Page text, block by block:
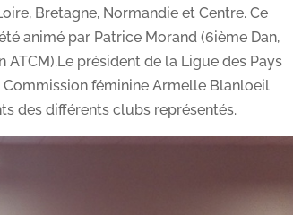
Bretagne, Normandie et Centre. Ce
animé par Patrice Morand (6ième Dan,
ATCM).Le président de la Ligue des Pays
Commission féminine Armelle Blanloeil
des différents clubs représentés.